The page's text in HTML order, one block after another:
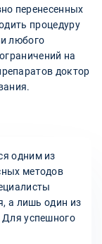
перенесенных
процедуру
любого
на
доктор
одним из
методов
а лишь один из
Для успешного